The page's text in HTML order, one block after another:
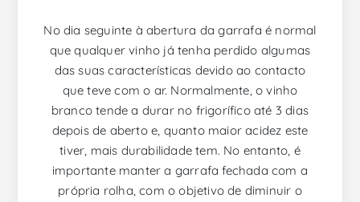
No dia seguinte à abertura da garrafa é normal
que qualquer vinho já tenha perdido algumas
das suas características devido ao contacto
que teve com o ar. Normalmente, o vinho
branco tende a durar no frigorífico até 3 dias
depois de aberto e, quanto maior acidez este
tiver, mais durabilidade tem. No entanto, é
importante manter a garrafa fechada com a
própria rolha, com o objetivo de diminuir o